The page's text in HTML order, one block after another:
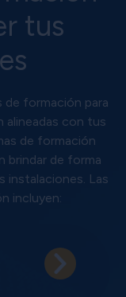
tus
de formación para
alineadas con tus
de formación
brindar de forma
instalaciones. Las
incluyen: